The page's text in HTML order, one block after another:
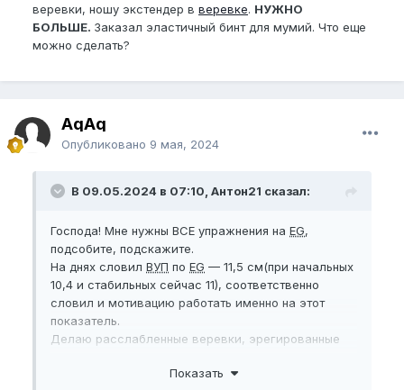
веревки, ношу экстендер в веревке. НУЖНО
БОЛЬШЕ. Заказал эластичный бинт для мумий. Что еще
можно сделать?
AqAq
Опубликовано 9 мая, 2024
В 09.05.2024 в 07:10, Антон21 сказал:
Господа! Мне нужны ВСЕ упражнения на EG,
подсобите, подскажите.
На днях словил ВУП по EG — 11,5 см(при начальных
10,4 и стабильных сейчас 11), соответственно
словил и мотивацию работать именно на этот
показатель.
Делаю расслабленные веревки, эрегированные
Заказал эластичный бинт для мумий. Что
Показать